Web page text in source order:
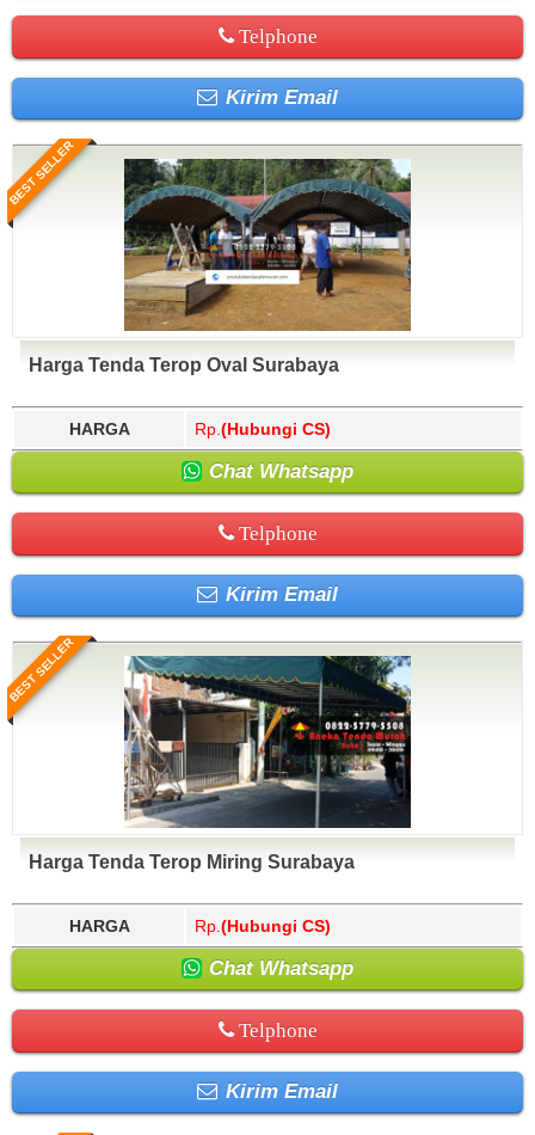
Telphone
Kirim Email
BEST SELLER
Harga Tenda Terop Oval Surabaya
HARGA Rp. (Hubungi CS)
Chat Whatsapp
Telphone
Kirim Email
BEST SELLER
Harga Tenda Terop Miring Surabaya
HARGA Rp. (Hubungi CS)
Chat Whatsapp
Telphone
Kirim Email